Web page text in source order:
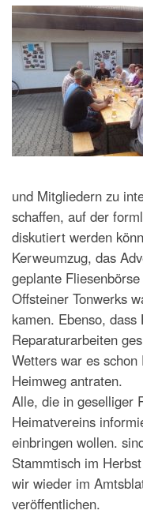
und Mitgliedern zu
schaffen, auf der
diskutiert werden
Kerweumzug, das
geplante
Offsteiner Tonwerks
kamen. Ebenso,
Reparaturarbeiten
Wetters war es
Heimweg antraten.
Alle, die in geselliger
Heimatvereins
einbringen wollen.
Stammtisch im
wir wieder im
veröffentlichen.